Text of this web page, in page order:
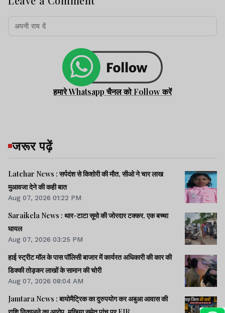
हमारे Whatsapp चैनल को Follow करें
जरूर पढ़ें
Latehar News : सर्पदंश से किशोरी की मौत, सीओ ने चार लाख
मुआवजा देने की कही बात
Aug 07, 2026 01:22 PM
Saraikela News : थार-टाटा सूमो की जोरदार टक्कर, एक बच्चा
घायल
Aug 07, 2026 03:25 PM
हाई स्ट्रीट मॉल के पास पॉलिसी बाजार में कार्यरत अधिकारी की कार की
डिक्की तोड़कर लाखों के सामान की चोरी
Aug 07, 2026 08:04 AM
Jamtara News : बायोमैट्रिक का दुरुपयोग कर अबुआ आवास की